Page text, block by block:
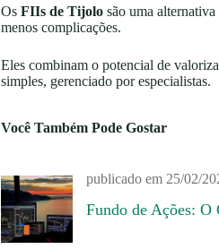
Os FIIs de Tijolo são uma
menos complicações.
Eles combinam o potencial de
simples, gerenciado por especialistas.
Você Também Pode Gostar
Fundo de Ações: O
publicado em 25/02/